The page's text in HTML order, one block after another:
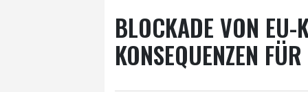
BLOCKADE VON EU-
KONSEQUENZEN